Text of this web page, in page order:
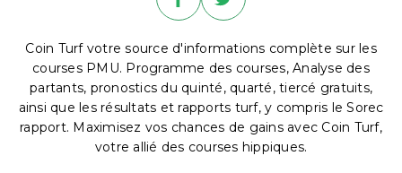
Coin Turf votre source d'informations complète sur les
courses PMU. Programme des courses, Analyse des
partants, pronostics du quinté, quarté, tiercé gratuits,
ainsi que les résultats et rapports turf, y compris le Sorec
rapport. Maximisez vos chances de gains avec Coin Turf,
votre allié des courses hippiques.